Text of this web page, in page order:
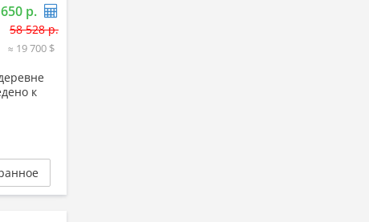
р.
58 528 р.
≈ 19 700 $
к